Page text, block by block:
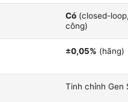
Có (closed-
công)
±0,05% (hãng)
Tinh chỉnh Gen